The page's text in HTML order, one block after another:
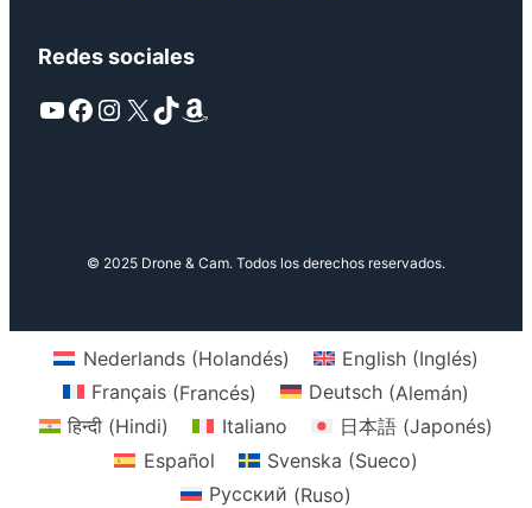
Redes sociales
YouTube Facebook Instagram X TikTok Amazon
© 2025 Drone & Cam. Todos los derechos reservados.
Nederlands(Holandés) English(Inglés)
Français (Francés) Deutsch (Alemán)
हिन्दी (Hindi) Italiano 日本語 (Japonés)
Español
Svenska (Sueco)
Русский (Ruso)